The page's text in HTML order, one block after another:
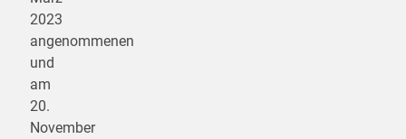
2023
angenommenen
und
am
20.
November